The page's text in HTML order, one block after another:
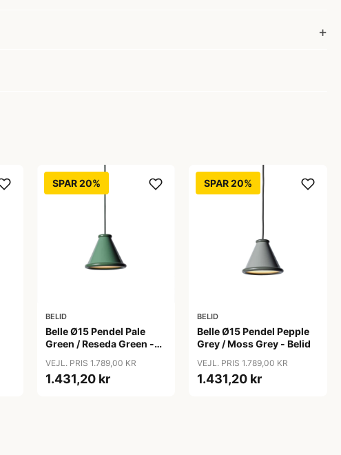
SPAR 20%
BELID
Belle Ø15 Pendel Pale
Green / Reseda Green -
VEJL. PRIS 1.789,00 KR
1.431,20 kr
SPAR 20%
BELID
Belle Ø15 Pendel Pepple
Grey / Moss Grey - Belid
VEJL. PRIS 1.789,00 KR
1.431,20 kr